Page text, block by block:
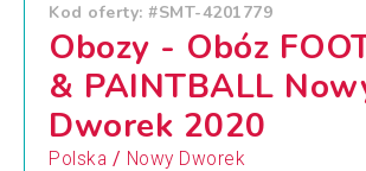
Kod oferty: #SMT-4201779
Obozy - Obóz
& PAINTBALL
Dworek 2020
Polska / Nowy Dworek